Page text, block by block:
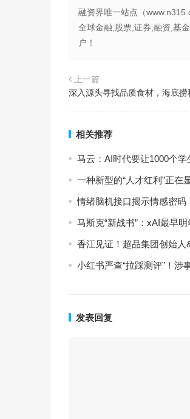
融资界唯一站点（
全球金融,股票,证券,融资,基
户！
上一篇
深入源头寻找品质食材，海底
相关推荐
马云：AI时代要让1000个
一种新型的“人才红利”正在
情绪脑机接口揭示情感密码
马斯克“新战书”：xAI最早
香江见证！超品集团创始人
小红书严查“拉踩测评”！涉
发表回复